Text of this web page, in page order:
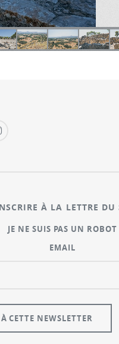
À LA LETTRE DU
JE NE SUIS PAS UN ROBOT
EMAIL